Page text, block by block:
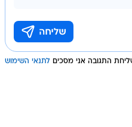
התגובה אני מסכים לתנאי השימוש